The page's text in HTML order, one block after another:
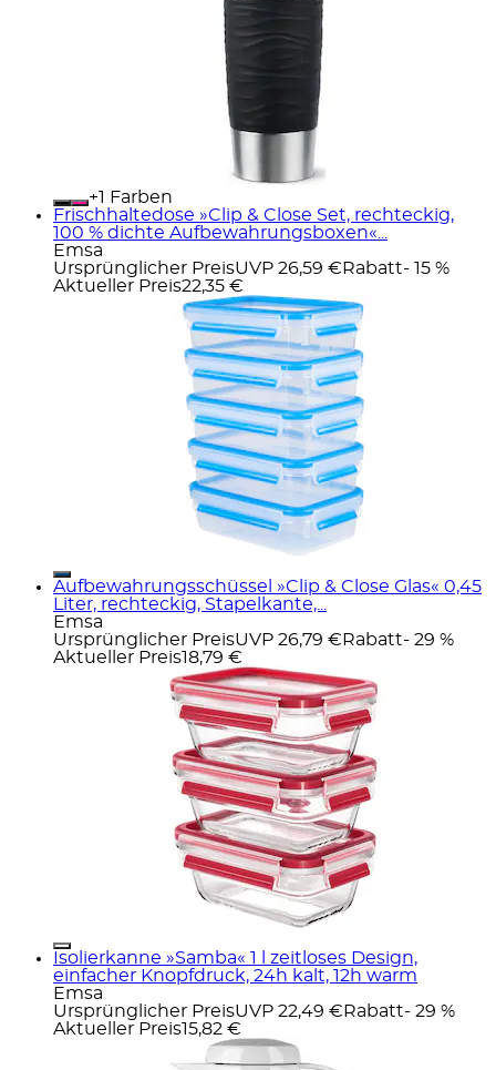
+
Farben
Frischhaltedose »Clip & Close Set, rechteckig,
100 % dichte Aufbewahrungsboxen«...
Emsa
Ursprünglicher PreisUVP 26,59 € Rabatt- 15 %
Aktueller Preis22,35 €
Aufbewahrungsschüssel »Clip & Close Glas« 0,45
Liter, rechteckig, Stapelkante,...
Emsa
Ursprünglicher PreisUVP 26,79 € Rabatt- 29 %
Aktueller Preis18,79 €
Isolierkanne »Samba« 1 l zeitloses Design,
einfacher Knopfdruck, 24h kalt, 12h warm
Emsa
Ursprünglicher PreisUVP 22,49 € Rabatt- 29 %
Aktueller Preis15,82 €